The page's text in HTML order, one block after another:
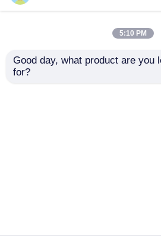
5:10 PM
Good day, what product are you
for?